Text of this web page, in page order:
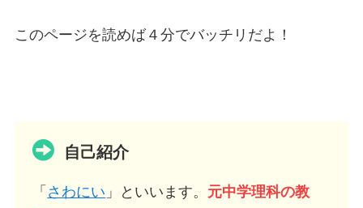
このページを読めば４分でバッチリだよ！
自己紹介
「 さわにい 」といいます。 元中学理科の教